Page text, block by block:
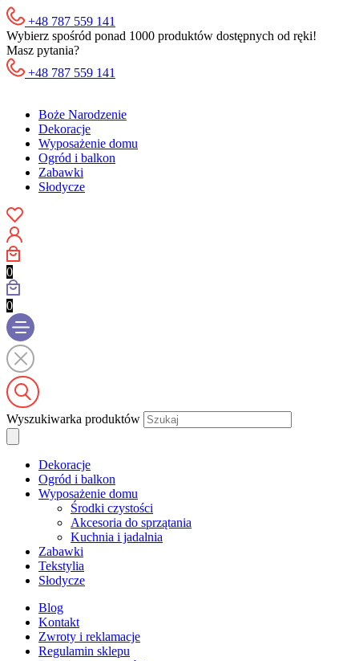
+48 787 559 141
Wybierz spośród ponad 1000 produktów dostępnych od ręki!
Masz pytania?
+48 787 559 141
Boże Narodzenie
Dekoracje
Wyposażenie domu
Ogród i balkon
Zabawki
Słodycze
0
0
Wyszukiwarka produktów
Dekoracje
Ogród i balkon
Wyposażenie domu
Środki czystości
Akcesoria do sprzątania
Kuchnia i jadalnia
Zabawki
Tekstylia
Słodycze
Blog
Kontakt
Zwroty i reklamacje
Regulamin sklepu